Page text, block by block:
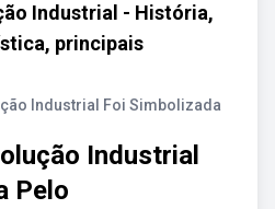
Industrial - História,
principais
Industrial Foi Simbolizada
Industrial
Pelo